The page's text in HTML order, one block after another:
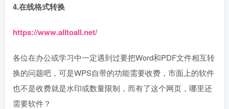
4.在线格式转换
https://www.alltoall.net/
各位在办公或学习中一定遇到过要把Word和PDF文件相互转
换的问题吧，可是WPS自带的功能需要收费，市面上的软件
也不是收费就是水印或数量限制，而有了这个网页，哪里还
需要软件？